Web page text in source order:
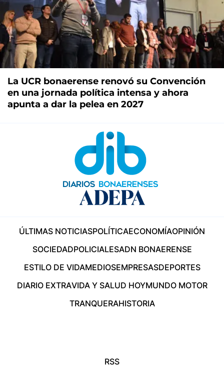
La UCR bonaerense renovó su Convención
en una jornada política intensa y ahora
apunta a dar la pelea en 2027
ÚLTIMAS NOTICIASPOLÍTICAECONOMÍAOPINIÓN
SOCIEDADPOLICIALESADN BONAERENSE
ESTILO DE VIDAMEDIOSEMPRESASDEPORTES
DIARIO EXTRAVIDA Y SALUD HOYMUNDO MOTOR
TRANQUERAHISTORIA
RSS